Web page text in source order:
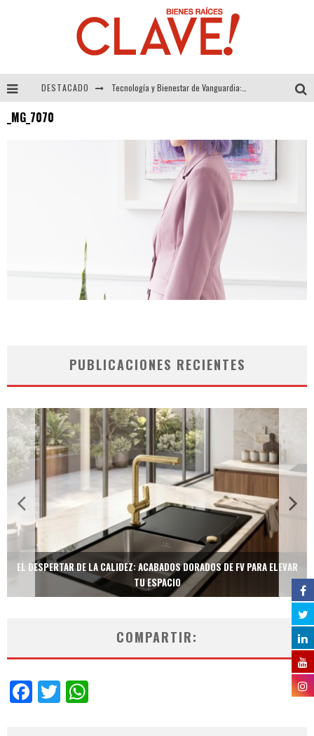
DESTACADO
Alexandra Bedoya – La Constancia detrás de La Paletería
El Despertar de la Calidez: Acabados Dorados de FV para Elevar tu Espacio
_MG_7070
PUBLICACIONES RECIENTES
EL DESPERTAR DE LA CALIDEZ: ACABADOS DORADOS DE FV PARA ELEVAR
TU ESPACIO
COMPARTIR:
Facebook
Twitter